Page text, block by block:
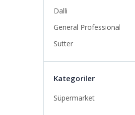
Dalli
General Professional
Sutter
Kategoriler
Süpermarket